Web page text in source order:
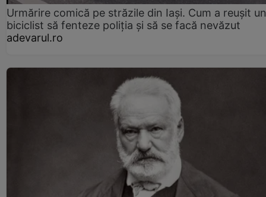
Urmărire comică pe străzile din Iași. Cum a reușit un
biciclist să fenteze poliția și să se facă nevăzut
adevarul.ro